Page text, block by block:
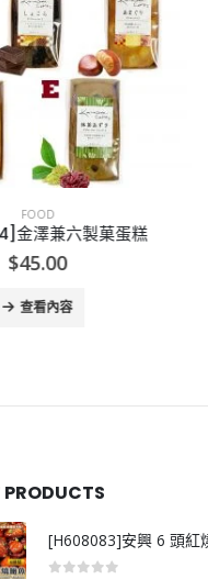
$
查看內容
PRODUCTS